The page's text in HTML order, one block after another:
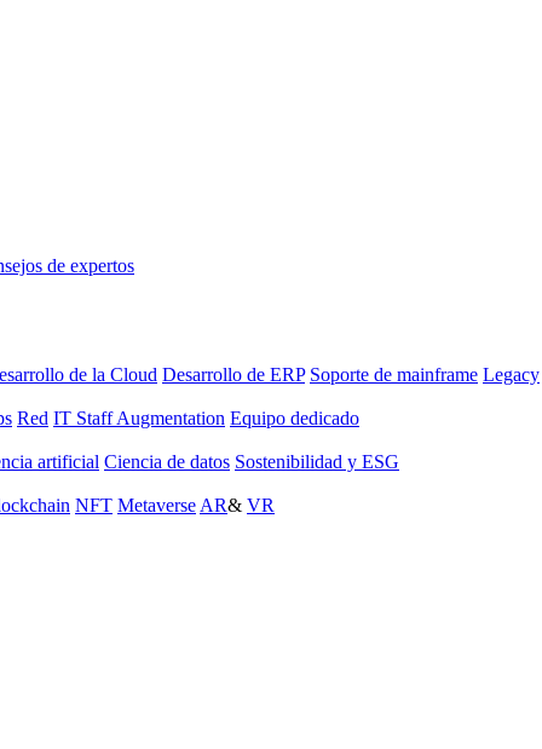
de expertos
de la Cloud Desarrollo de ERP Soporte de mainframe Legacy
Red IT Staff Augmentation Equipo dedicado
artificial Ciencia de datos Sostenibilidad y ESG
NFT Metaverse AR& VR